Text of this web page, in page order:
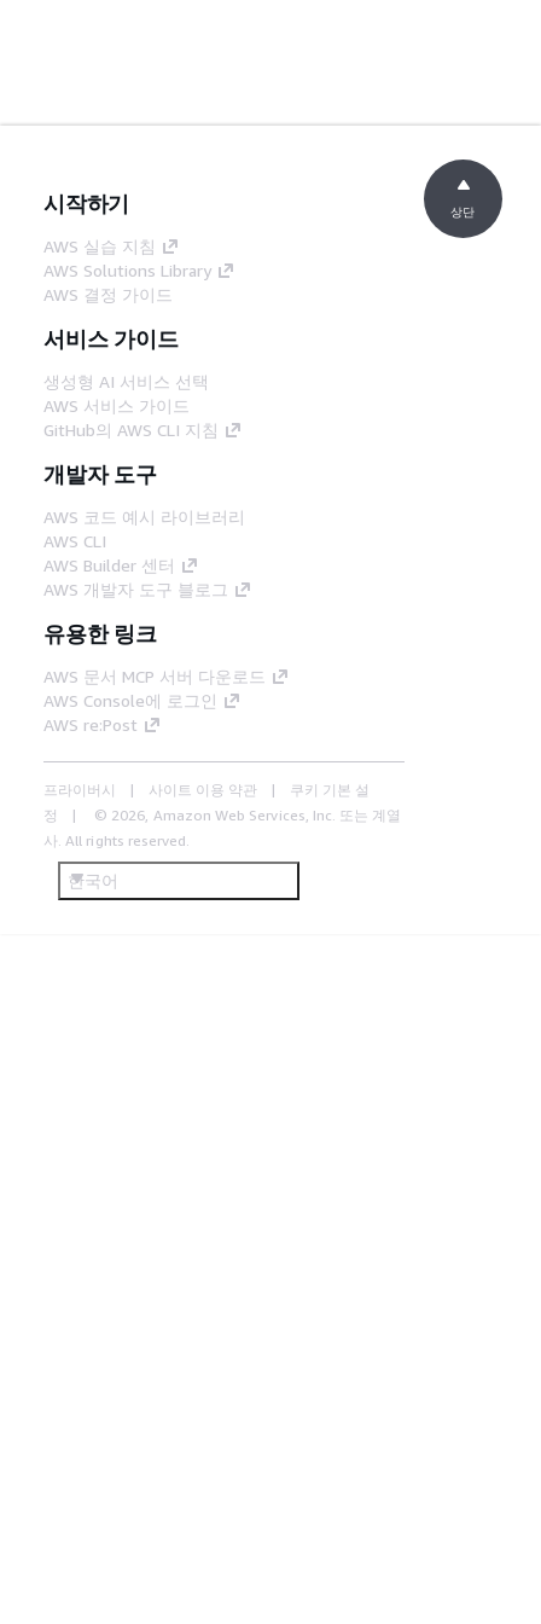
시작하기
AWS 실습 지침
AWS Solutions Library
AWS 결정 가이드
서비스 가이드
생성형 AI 서비스 선택
AWS 서비스 가이드
GitHub의 AWS CLI 지침
개발자 도구
AWS 코드 예시 라이브러리
AWS CLI
AWS Builder 센터
AWS 개발자 도구 블로그
유용한 링크
AWS 문서 MCP 서버 다운로드
AWS Console에 로그인
AWS re:Post
프라이버시 사이트 이용 약관
쿠키 기본 설
정
© 2026, Amazon Web Services, Inc. 또는 계열
사. All rights reserved.
한국어
상단